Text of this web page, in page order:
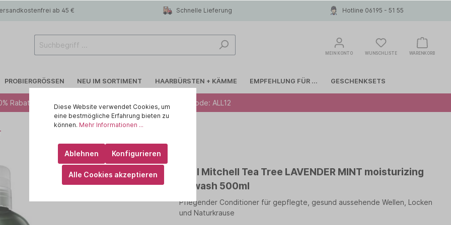
ab 45 € Schnelle Lieferung Hotline 06195 - 51 55
MEIN KONTO WUNSCHLISTE WARENKORB
PROBIERGRÖSSEN NEU IM SORTIMENT HAARBÜRSTEN + KÄMME EMPFEHLUNG FÜR ... GESCHENKSETS
CHI
id HAIR
KEMON - Yo Cond
MARULA OIL MOROCCANOIL
Blondiertes Haar
Trockenshampoo
Feines Haar
Rabatt ab 49 € - Code: ALL10 · 12% Rabatt ab 79 € - Code: ALL12
Paul Mitchell Tea Tree LAVENDER MINT moisturizing
Cowash 500ml
Pflegender Conditioner für gepflegte, gesund aussehende Wellen, Locken
und Naturkrause
Diese Website verwendet Cookies, um
eine bestmögliche Erfahrung bieten zu
können. Mehr Informationen ...
Ablehnen Konfigurieren
Alle Cookies akzeptieren